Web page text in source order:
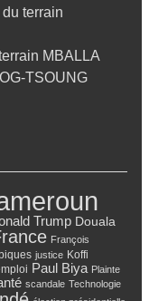
terrain
MBALLA
TSOUNG
Trump Douala
François
justice Koffi
Paul Biya Plainte
scandale Technologie